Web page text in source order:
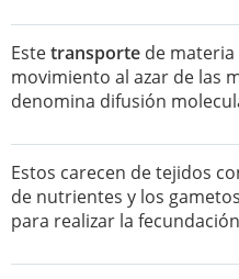
Estetransporte de
movimiento al azar de las
denomina difusión
Estos carecen de tejidos
de nutrientes y los
para realizar la